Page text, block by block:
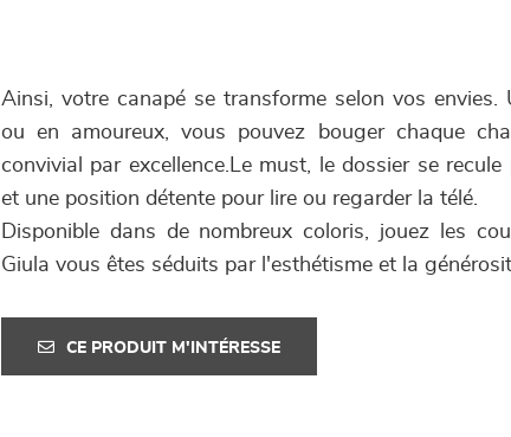
Ainsi, votre canapé se transforme selon vos envies.
ou en amoureux, vous pouvez bouger chaque
convivial par excellence.Le must, le dossier se
et une position détente pour lire ou regarder la télé.
Disponible dans de nombreux coloris, jouez les
Giula vous êtes séduits par l'esthétisme et la
CE PRODUIT M'INTÉRESSE